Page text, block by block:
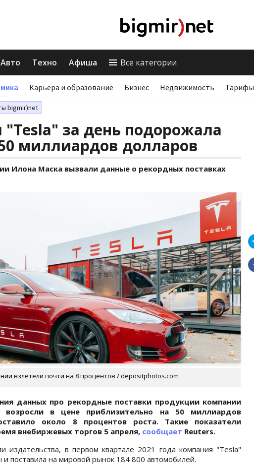
Авто Техно Афиша Все категории
Карьера и образование Бизнес Недвижимость Тарифы
bigmir)net
за день подорожала
миллиардов долларов
Илона Маска вызвали данные о рекордных поставках
взлетели почти на 8 процентов / depositphotos.com
данных про рекордные поставки продукции компании
возросли в цене приблизительно на 50 миллиардов
около 8 процентов роста. Такие показатели
внебиржевых торгов 5 апреля, сообщает Reuters.
издательства, в первом квартале 2021 года компания "Tesla"
поставила на мировой рынок 184 800 автомобилей.